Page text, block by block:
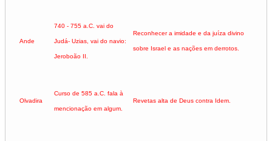
Ande
740 - 755 a.C. vai do
Judá- Uzias, vai do navio:
Jeroboão II.
Reconhecer a imidade e da juíza divino
sobre Israel e as nações em derrotos.
Olvadira
Curso de 585 a.C. fala à
mencionação em algum.
Revetas alta de Deus contra Idem.